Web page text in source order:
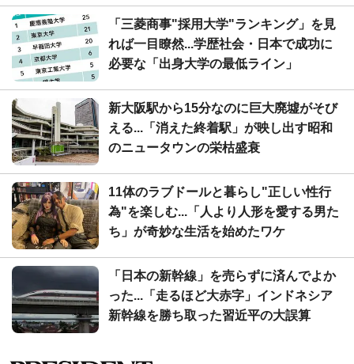
「三菱商事"採用大学"ランキング」を見
れば一目瞭然...学歴社会・日本で成功に
必要な「出身大学の最低ライン」
新大阪駅から15分なのに巨大廃墟がそび
える...「消えた終着駅」が映し出す昭和
のニュータウンの栄枯盛衰
11体のラブドールと暮らし"正しい性行
為"を楽しむ...「人より人形を愛する男た
ち」が奇妙な生活を始めたワケ
「日本の新幹線」を売らずに済んでよか
った...「走るほど大赤字」インドネシア
新幹線を勝ち取った習近平の大誤算